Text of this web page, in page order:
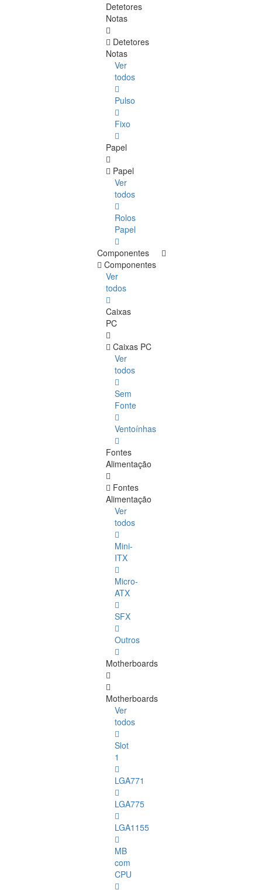
Detetores
Notas
Detetores
Notas
Ver
todos
Pulso
Fixo
Papel
Papel
Ver
todos
Rolos
Papel
Componentes
Componentes
Ver
todos
Caixas
PC
Caixas PC
Ver
todos
Sem
Fonte
Ventoínhas
Fontes
Alimentação
Fontes
Alimentação
Ver
todos
Mini-
ITX
Micro-
ATX
SFX
Outros
Motherboards
Motherboards
Ver
todos
Slot
1
LGA771
LGA775
LGA1155
MB
com
CPU